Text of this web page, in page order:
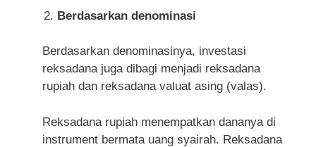
Berdasarkan denominasi
Berdasarkan denominasinya, investasi
reksadana juga dibagi menjadi reksadana
rupiah dan reksadana valuat asing (valas).
Reksadana rupiah menempatkan dananya di
instrument bermata uang syairah. Reksadana